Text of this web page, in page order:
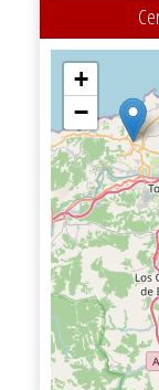
+
−